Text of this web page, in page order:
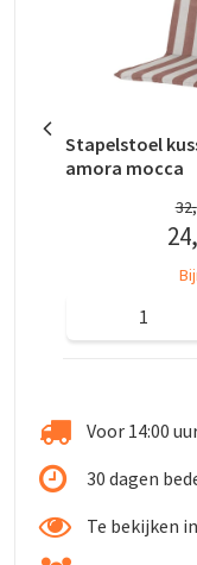
Stapelstoel
amora mocca
32,
24,
Voor 14:00
30 dagen
Te bekijken